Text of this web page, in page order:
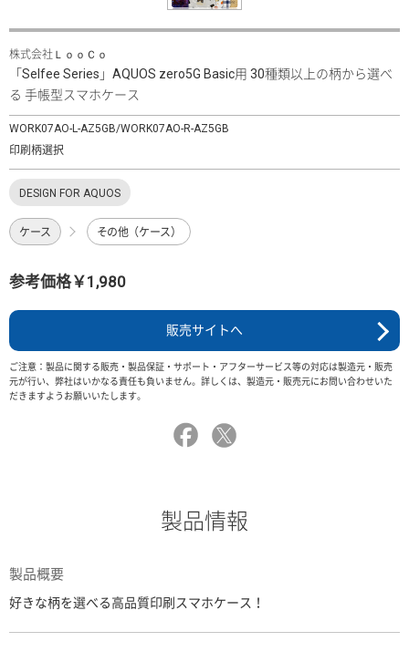
株式会社ＬｏｏＣｏ
「Selfee Series」AQUOS zero5G Basic用 30種類以上の柄から選べ
る 手帳型スマホケース
WORK07AO-L-AZ5GB/WORK07AO-R-AZ5GB
印刷柄選択
DESIGN FOR AQUOS
ケース その他（ケース）
参考価格￥1,980
販売サイトへ
ご注意：製品に関する販売・製品保証・サポート・アフターサービス等の対応は製造元・販売
元が行い、弊社はいかなる責任も負いません。詳しくは、製造元・販売元にお問い合わせいた
だきますようお願いいたします。
製品情報
製品概要
好きな柄を選べる高品質印刷スマホケース！